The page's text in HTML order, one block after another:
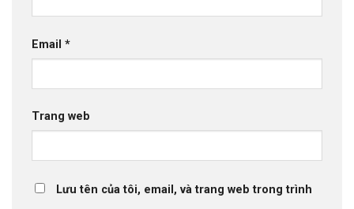
Email *
Trang web
Lưu tên của tôi, email, và trang web trong trình